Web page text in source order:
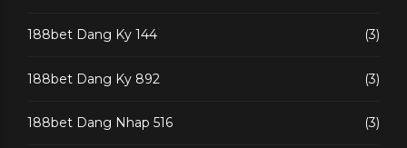
188bet Dang Ky 144 (3)
188bet Dang Ky 892 (3)
188bet Dang Nhap 516 (3)